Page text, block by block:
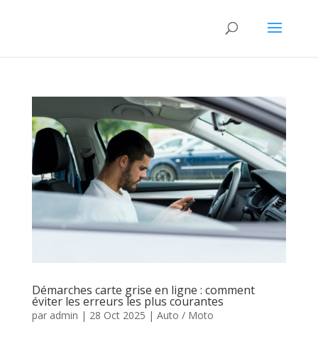
Démarches carte grise en ligne : comment
éviter les erreurs les plus courantes
par admin | 28 Oct 2025 | Auto / Moto